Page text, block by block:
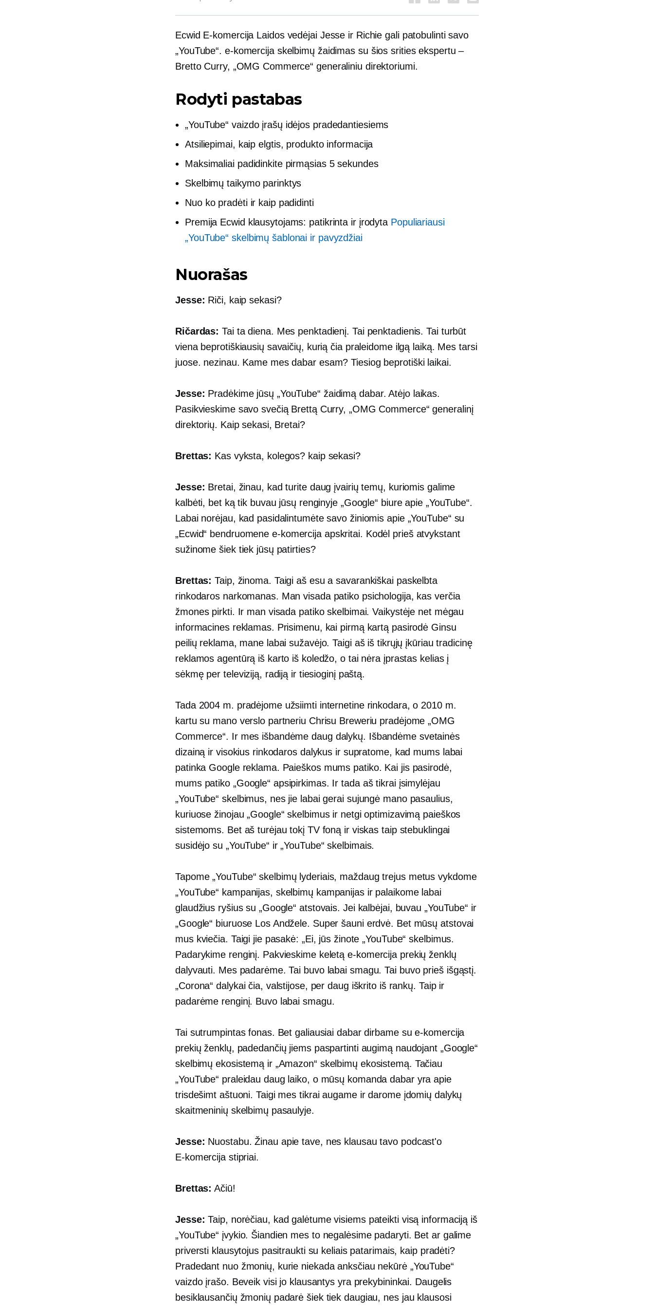
Ecwid E-komercija Laidos vedėjai Jesse ir Richie gali patobulinti savo
„YouTube“. e-komercijaskelbimų žaidimas su šios srities ekspertu –
Bretto Curry, „OMG Commerce“ generaliniu direktoriumi.
Rodyti pastabas
„YouTube“ vaizdo įrašų idėjos pradedantiesiems
Atsiliepimai, kaip elgtis, produkto informacija
Maksimaliai padidinkite pirmąsias 5 sekundes
Skelbimų taikymo parinktys
Nuo ko pradėti ir kaip padidinti
Premija Ecwid klausytojams: patikrinta ir įrodyta Populiariausi
„YouTube“ skelbimų šablonai ir pavyzdžiai
Nuorašas
Jesse: Riči, kaip sekasi?
Ričardas: Tai ta diena. Mes penktadienį. Tai penktadienis. Tai turbūt
viena beprotiškiausių savaičių, kurią čia praleidome ilgą laiką. Mes tarsi
juose. nezinau. Kame mes dabar esam? Tiesiog beprotiški laikai.
Jesse: Pradėkime jūsų „YouTube“ žaidimą dabar. Atėjo laikas.
Pasikvieskime savo svečią Brettą Curry, „OMG Commerce“ generalinį
direktorių. Kaip sekasi, Bretai?
Brettas: Kas vyksta, kolegos? kaip sekasi?
Jesse: Bretai, žinau, kad turite daug įvairių temų, kuriomis galime
kalbėti, bet ką tik buvau jūsų renginyje „Google“ biure apie „YouTube“.
Labai norėjau, kad pasidalintumėte savo žiniomis apie „YouTube“ su
„Ecwid“ bendruomene e-komercijaapskritai. Kodėl prieš atvykstant
sužinome šiek tiek jūsų patirties?
Brettas: Taip, žinoma. Taigi aš esu asavarankiškai paskelbta
rinkodaros narkomanas. Man visada patiko psichologija, kas verčia
žmones pirkti. Ir man visada patiko skelbimai. Vaikystėje net mėgau
informacines reklamas. Prisimenu, kai pirmą kartą pasirodė Ginsu
peilių reklama, mane labai sužavėjo. Taigi aš iš tikrųjų įkūriau tradicinę
reklamos agentūrą iš karto iš koledžo, o tai nėra įprastas kelias į
sėkmę per televiziją, radiją ir tiesioginį paštą.
Tada 2004 m. pradėjome užsiimti internetine rinkodara, o 2010 m.
kartu su mano verslo partneriu Chrisu Breweriu pradėjome „OMG
Commerce“. Ir mes išbandėme daug dalykų. Išbandėme svetainės
dizainą ir visokius rinkodaros dalykus ir supratome, kad mums labai
patinka Google reklama. Paieškos mums patiko. Kai jis pasirodė,
mums patiko „Google“ apsipirkimas. Ir tada aš tikrai įsimylėjau
„YouTube“ skelbimus, nes jie labai gerai sujungė mano pasaulius,
kuriuose žinojau „Google“ skelbimus ir netgi optimizavimą paieškos
sistemoms. Bet aš turėjau tokį TV foną ir viskas taip stebuklingai
susidėjo su „YouTube“ ir „YouTube“ skelbimais.
Tapome „YouTube“ skelbimų lyderiais, maždaug trejus metus vykdome
„YouTube“ kampanijas, skelbimų kampanijas ir palaikome labai
glaudžius ryšius su „Google“ atstovais. Jei kalbėjai, buvau „YouTube“ ir
„Google“ biuruose Los Andžele. Super šauni erdvė. Bet mūsų atstovai
mus kviečia. Taigi jie pasakė: „Ei, jūs žinote „YouTube“ skelbimus.
Padarykime renginį. Pakvieskime keletąe-komercija prekių ženklų
dalyvauti. Mes padarėme. Tai buvo labai smagu. Tai buvo prieš išgąstį.
„Corona“ dalykai čia, valstijose, per daug iškrito iš rankų. Taip ir
padarėme renginį. Buvo labai smagu.
Tai sutrumpintas fonas. Bet galiausiai dabar dirbame sue-komercija
prekių ženklų, padedančių jiems paspartinti augimą naudojant „Google“
skelbimų ekosistemą ir „Amazon“ skelbimų ekosistemą. Tačiau
„YouTube“ praleidau daug laiko, o mūsų komanda dabar yra apie
trisdešimt aštuoni. Taigi mes tikrai augame ir darome įdomių dalykų
skaitmeninių skelbimų pasaulyje.
Jesse: Nuostabu. Žinau apie tave, nes klausau tavo podcast'o
E-komercijastipriai.
Brettas: Ačiū!
Jesse: Taip, norėčiau, kad galėtume visiems pateikti visą informaciją iš
„YouTube“ įvykio. Šiandien mes to negalėsime padaryti. Bet ar galime
priversti klausytojus pasitraukti su keliais patarimais, kaip pradėti?
Pradedant nuo žmonių, kurie niekada anksčiau nekūrė „YouTube“
vaizdo įrašo. Beveik visi jo klausantys yra prekybininkai. Daugelis
besiklausančių žmonių padarė šiek tiek daugiau, nes jau klausosi